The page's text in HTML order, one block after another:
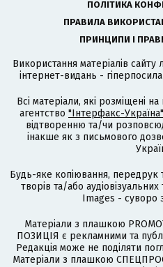
ПОЛІТИКА
ПРАВИЛА
ПРИНЦИПИ І
Використання матеріалів
інтернет-видань -
Всі матеріали, які розміщені
агентство "Інтерфакс-Україна"
відтворенню та/чи
інакше як з письмового
Будь-яке копіювання, передрук
творів та/або
Images - суворо
Матеріали з плашкою
ПОЗИЦІЯ є рекламними та
Редакція може не поділяти
Матеріали з плашкою